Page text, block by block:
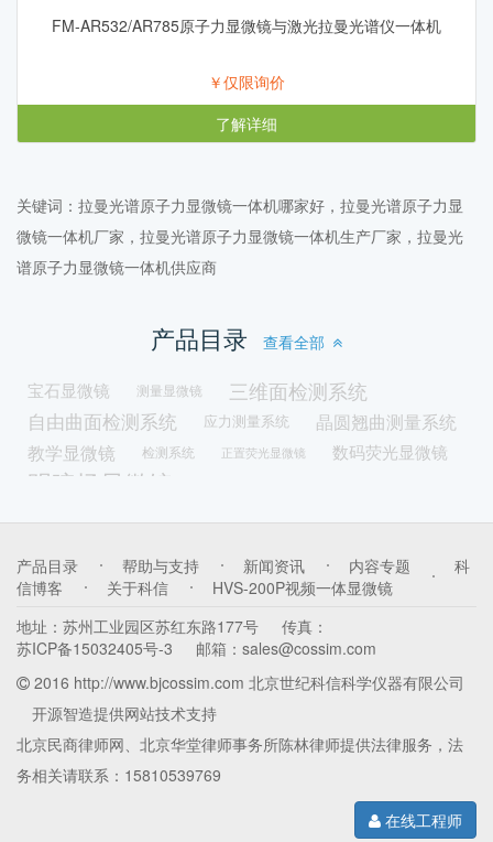
FM-AR532/AR785原子力显微镜与激光拉曼光谱仪一体机
￥仅限询价
了解详细
关键词：拉曼光谱原子力显微镜一体机哪家好，拉曼光谱原子力显
微镜一体机厂家，拉曼光谱原子力显微镜一体机生产厂家，拉曼光
谱原子力显微镜一体机供应商
产品目录 查看全部
宝石显微镜 测量显微镜 三维面检测系统
自由曲面检测系统 应力测量系统 晶圆翘曲测量系统
教学显微镜 检测系统 正置荧光显微镜 数码荧光显微镜
明暗场显微镜
暗场显微镜
冷镶嵌机 镶嵌机 取样机 锯片 金相耗材
拉曼光谱原子力显微镜一体机
金刚石线切割机 物证检验仪
切割机
粒径统计分析显微镜 倒置型恒温热台
生物型恒温热台
拉曼光谱仪
产品目录 帮助与支持 新闻资讯 内容专题
科
信博客
关于科信
HVS-200P视频一体显微镜
地址： 苏州工业园区苏红东路177号
传真：
苏ICP备15032405号-3
邮箱： sales@cossim.com
2016 http://www.bjcossim.com 北京世纪科信科学仪器有限公司
开源智造提供网站技术支持
北京民商律师网、 北京华堂律师事务所陈林律师提供法律服务，法
务相关请联系：15810539769
在线工程师